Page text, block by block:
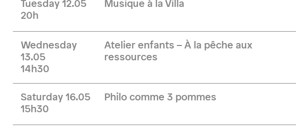
Tuesday 12.05
20h
Musique à la Villa
Wednesday
13.05
14h30
Atelier enfants – À la pêche aux
ressources
Saturday 16.05
15h30
Philo comme 3 pommes